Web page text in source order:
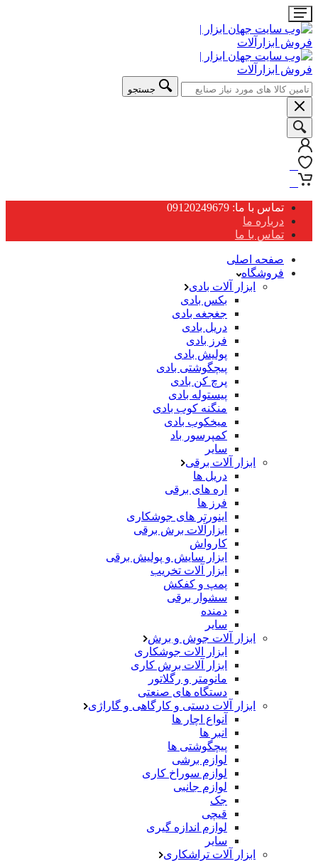
جستجو
تماس با ما: 09120249679
درباره ما
تماس با ما
صفحه اصلی
فروشگاه
ابزار آلات بادی
بکس بادی
جغجغه بادی
دریل بادی
فرز بادی
پولیش بادی
پیچگوشتی بادی
پرچ کن بادی
پیستوله بادی
منگنه کوب بادی
میخکوب بادی
کمپرسور باد
سایر
ابزار آلات برقی
دریل ها
اره های برقی
فرز ها
اینورتر های جوشکاری
ابزارآلات برش برقی
کارواش
ابزار سایش و پولیش برقی
ابزار آلات تخریب
پمپ و کفکش
سشوار برقی
دمنده
سایر
ابزار آلات جوش و برش
ابزار الات جوشکاری
ابزار آلات برش کاری
مانومتر و رگلاتور
دستگاه های صنعتی
ابزار آلات دستی و کارگاهی و گاراژی
آنواع اچار ها
انبر ها
پیچگوشتی ها
لوازم برشی
لوازم سوراخ کاری
لوازم جانبی
جک
قیچی
لوازم اندازه گیری
سایر
ابزار آلات تراشکاری